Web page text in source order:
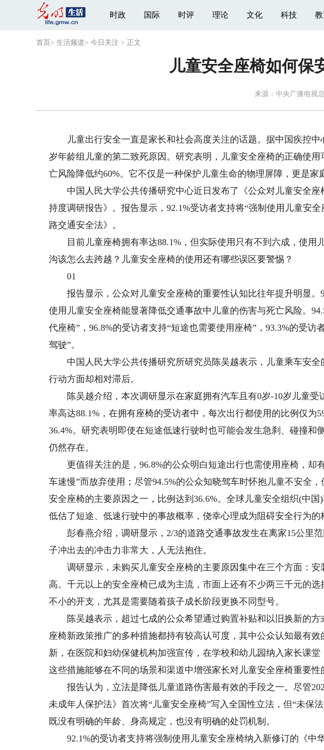
时政 国际 时评 理论 文化 科技
首页 > 生活频道> 今日关注 > 正文
儿童安全座椅如何保
来源： 中央广播电视
儿童出行安全一直是家长和社会高度关注的话题。据中国疾控中
岁年龄组儿童的第二致死原因。研究表明，儿童安全座椅的正确使
亡风险降低约60%。它不仅是一种保护儿童生命的物理屏障，更是家
中国人民大学公共传播研究中心近日发布了《公众对儿童安全座
持度调研报告》。报告显示，92.1%受访者支持将“强制使用儿童安
路交通安全法》。
目前儿童座椅拥有率达88.1%，但实际使用只有不到六成，使用
沟该怎么去跨越？儿童安全座椅的使用还有哪些误区要警惕？
01
报告显示，公众对儿童安全座椅的重要性认知比往年提升明显。
使用儿童安全座椅能显著降低交通事故中儿童的伤害与死亡风险。
代座椅”，96.8%的受访者支持“短途也需要使用座椅”，93.3%的受访
驾驶”。
中国人民大学公共传播研究所研究员陈吴越表示，儿童乘车安全
行动方面却相对滞后。
陈吴越介绍，本次调研显示在家庭拥有汽车且有0岁-10岁儿童受
率高达88.1%，在拥有座椅的受访者中，每次出行都使用的比例仅为
36.4%。研究表明即使在短途低速行驶时也可能会发生急刹、碰撞和
仍然存在。
更值得关注的是，96.8%的公众明白短途出行也需使用座椅，却有
车速慢”而放弃使用；尽管94.5%的公众知晓驾车时怀抱儿童不安全，
安全座椅的主要原因之一，比例达到36.6%。全球儿童安全组织(中
低估了短途、低速行驶中的事故概率，侥幸心理成为阻碍安全行为的
彭春燕介绍，调研显示，2/3的道路交通事故发生在离家15公里
子冲出去的冲击力非常大，人无法抱住。
调研显示，未购买儿童安全座椅的主要原因集中在三个方面：安
高。千元以上的安全座椅已成为主流，市面上还有不少两三千元的
不小的开支，尤其是需要随着孩子成长阶段更换不同型号。
陈吴越表示，超过七成的公众希望通过购置补贴和以旧换新的方
座椅新政策推广的多种措施都持有较高认可度，其中公众认知最有
新，在医院和妇幼保健机构加强宣传，在学校和幼儿园纳入家长课堂
这些措施能够在不同的场景和渠道中增强家长对儿童安全座椅重要性
报告认为，立法是降低儿童道路伤害最有效的手段之一。尽管
未成年人保护法》首次将“儿童安全座椅”写入全国性立法，但“未保
既没有明确的年龄、身高规定，也没有明确的处罚机制。
92.1%的受访者支持将强制使用儿童安全座椅纳入新修订的《中